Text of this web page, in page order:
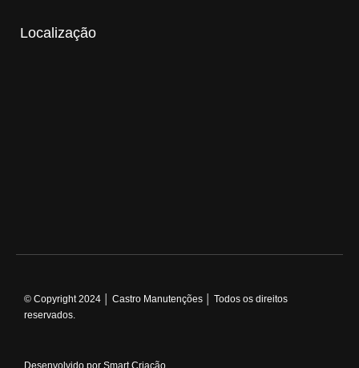
Localização
© Copyright 2024 │ Castro Manutenções │ Todos os direitos
reservados.
Desenvolvido por Smart Criação